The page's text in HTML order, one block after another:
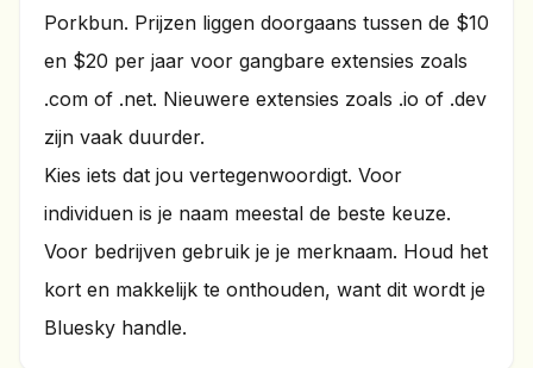
Porkbun. Prijzen liggen doorgaans tussen de $10
en $20 per jaar voor gangbare extensies zoals
.com of .net. Nieuwere extensies zoals .io of .dev
zijn vaak duurder.
Kies iets dat jou vertegenwoordigt. Voor
individuen is je naam meestal de beste keuze.
Voor bedrijven gebruik je je merknaam. Houd het
kort en makkelijk te onthouden, want dit wordt je
Bluesky handle.